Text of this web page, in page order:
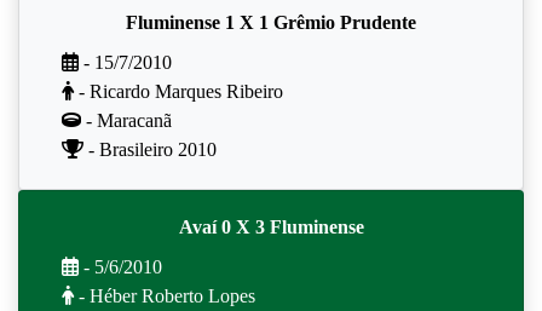
Fluminense 1 X 1 Grêmio Prudente
- 15/7/2010
- Ricardo Marques Ribeiro
- Maracanã
- Brasileiro 2010
Avaí 0 X 3 Fluminense
- 5/6/2010
- Héber Roberto Lopes